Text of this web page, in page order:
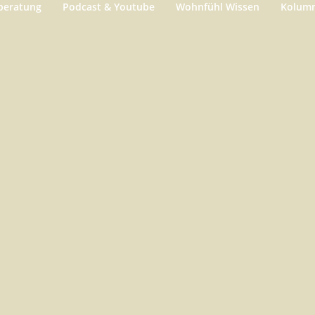
Podcast & Youtube Wohnfühl Wissen